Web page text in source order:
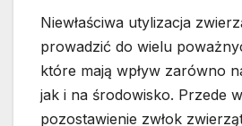
Niewłaściwa utylizacja
prowadzić do wielu
które mają wpływ zarówno
jak i na środowisko. Przede
pozostawienie zwłok